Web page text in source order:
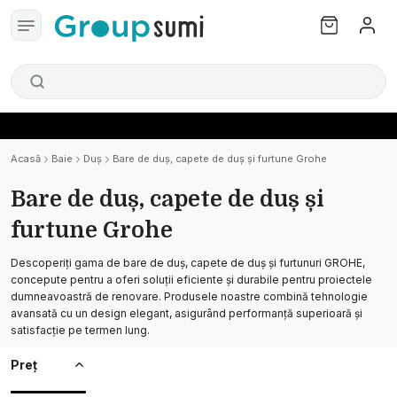
Acasă Baie Duş Bare de duș, capete de duș și furtune Grohe
Bare de duș, capete de duș și
furtune Grohe
Descoperiți gama de bare de duș, capete de duș și furtunuri GROHE,
concepute pentru a oferi soluții eficiente și durabile pentru proiectele
dumneavoastră de renovare. Produsele noastre combină tehnologie
avansată cu un design elegant, asigurând performanță superioară și
satisfacție pe termen lung.
Preț